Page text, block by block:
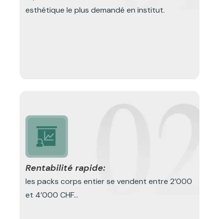
esthétique le plus demandé en institut.
Rentabilité rapide:
les packs corps entier se vendent entre 2’000
et 4’000 CHF...